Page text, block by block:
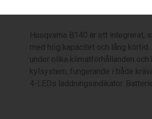
Husqvarna B140 är ett integrerat,
med hög kapacitet och lång
under olika klimatförhållanden
kylsystem, fungerande i både
4-LEDs laddningsindikator.